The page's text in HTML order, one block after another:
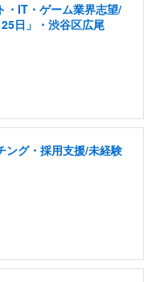
・IT・ゲーム業界志望/
日」・渋谷区広尾
ング・採用支援/未経験